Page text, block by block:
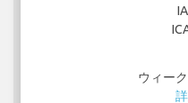
ウィー